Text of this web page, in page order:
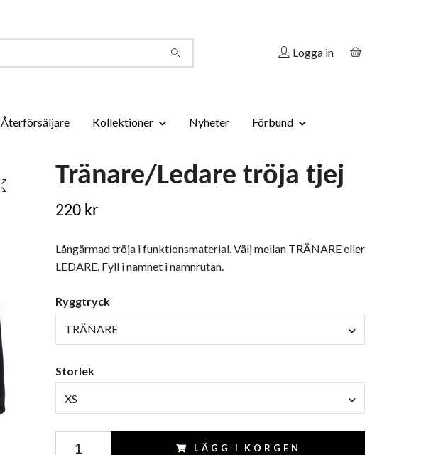
Logga in
Återförsäljare Kollektioner Nyheter Förbund
Tränare/Ledare tröja tjej
220 kr
Långärmad tröja i funktionsmaterial. Välj mellan TRÄNARE eller
LEDARE. Fyll i namnet i namnrutan.
Ryggtryck
TRÄNARE
Storlek
XS
LÄGG I KORGEN